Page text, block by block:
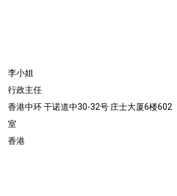
李小姐
行政主任
香港中环 干诺道中30-32号 庄士大厦6楼602
室
香港